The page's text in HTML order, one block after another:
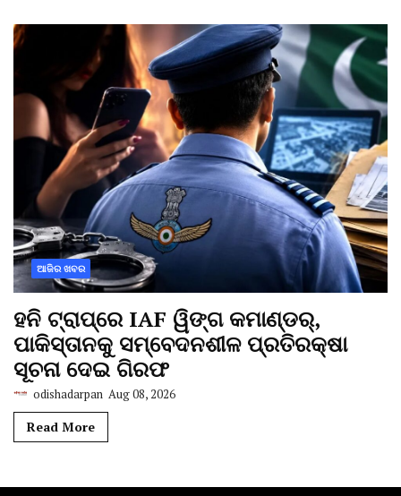
ଆଜିର ଖବର
ହନି ଟ୍ରାପ୍‌ରେ IAF ୱିଙ୍ଗ କମାଣ୍ଡର୍,
ପାକିସ୍ତାନକୁ ସମ୍ବେଦନଶୀଳ ପ୍ରତିରକ୍ଷା
ସୂଚନା ଦେଇ ଗିରଫ
odishadarpan Aug 08, 2026
Read More